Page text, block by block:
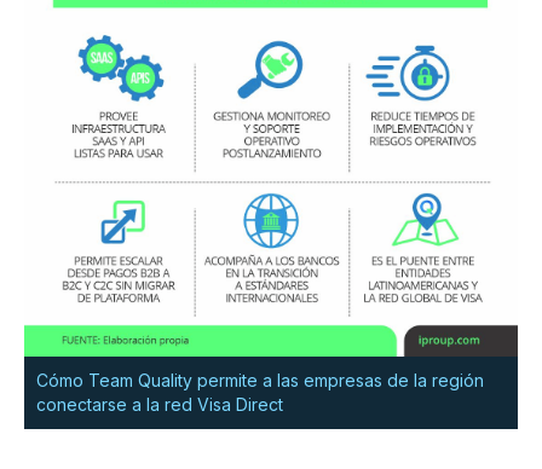
Cómo Team Quality permite a las empresas de la región
conectarse a la red Visa Direct